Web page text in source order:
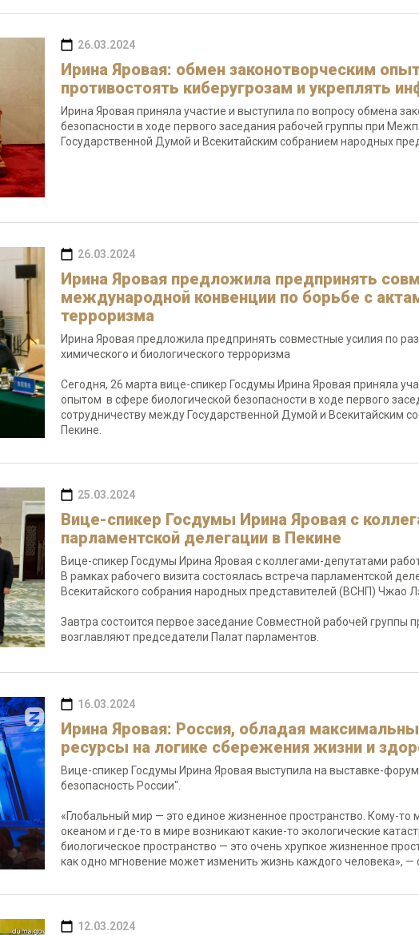
26.03.2024
Ирина Яровая: обмен законотворческим
противостоять киберугрозам и укреплять
Ирина Яровая приняла участие и выступила по вопросу обмена
безопасности в ходе первого заседания рабочей группы при
Государственной Думой и Всекитайским собранием народных
26.03.2024
Ирина Яровая предложила предпринять
международной конвенции по борьбе с
терроризма
Ирина Яровая предложила предпринять совместные усилия по
химического и биологического терроризма
Сегодня, 26 марта вице-спикер Госдумы Ирина Яровая приняла
опытом в сфере биологической безопасности в ходе первого
сотрудничеству между Государственной Думой и Всекитайским
Пекине.
25.03.2024
Вице-спикер Госдумы Ирина Яровая с
парламентской делегации в Пекине
Вице-спикер Госдумы Ирина Яровая с коллегами-депутатами
В рамках рабочего визита состоялась встреча парламентской
Всекитайского собрания народных представителей (ВСНП) Чжао
Завтра состоится первое заседание Совместной рабочей
возглавляют председатели Палат парламентов.
16.03.2024
Ирина Яровая: Россия, обладая
ресурсы на логике сбережения жизни и
Вице-спикер Госдумы Ирина Яровая выступила на выставке-
безопасность России".
«Глобальный мир — это единое жизненное пространство. Кому-то
океаном и где-то в мире возникают какие-то экологические
биологическое пространство — это очень хрупкое жизненное
как одно мгновение может изменить жизнь каждого человека», —
12.03.2024